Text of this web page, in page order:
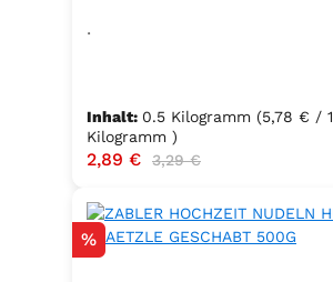
.
Inhalt: 0.5 Kilogramm (5,78 € / 1
Kilogramm )
Verkaufspreis:
2,89 € Regulärer Preis:
3,29 €
Rabatt
%